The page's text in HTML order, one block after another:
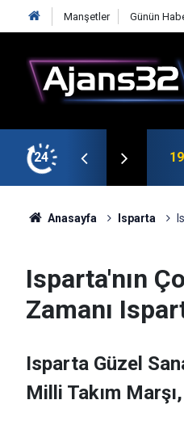
Manşetler Günün
24
Başlıyor
Anasayfa Isparta
Isparta'nın
Zamanı
Isparta Güzel
Milli Takım